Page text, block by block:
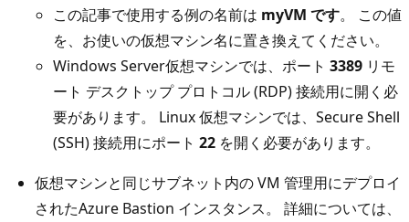
この記事で使用する例の名前は myVM です。 この値
を、お使いの仮想マシン名に置き換えてください。
Windows Server仮想マシンでは、ポート 3389 リモ
ート デスクトップ プロトコル (RDP) 接続用に開く必
要があります。 Linux 仮想マシンでは、Secure Shell
(SSH) 接続用にポート 22 を開く必要があります。
仮想マシンと同じサブネット内の VM 管理用にデプロイ
されたAzure Bastion インスタンス。 詳細については、